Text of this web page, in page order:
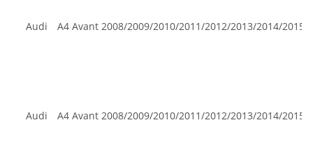
Audi A4 Avant 2008/2009/2010/2011/2012/2013/2014/2015
Audi A4 Avant 2008/2009/2010/2011/2012/2013/2014/2015